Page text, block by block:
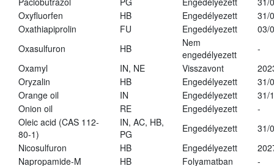
Oxyfluorfen
HB Engedélyezett
31/
Oxathiapiprolin
FU Engedélyezett
03/
Oxasulfuron
HB
Nem
engedélyezett
-
Oxamyl
IN, NE Visszavont
Oryzalin
HB Engedélyezett
31/
Orange oil
IN Engedélyezett
31/
Onion oil
RE Engedélyezett
-
Oleic acid (CAS 112-
80-1)
IN, AC, HB,
PG
Engedélyezett
31/
Nicosulfuron
HB Engedélyezett
Napropamide-M
HB Folyamatban
-